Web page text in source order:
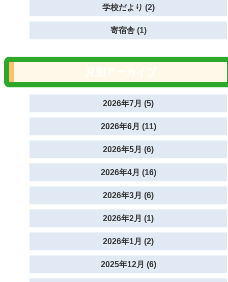
学校だより (2)
寄宿舎 (1)
2026年7月 (5)
2026年6月 (11)
2026年5月 (6)
2026年4月 (16)
2026年3月 (6)
2026年2月 (1)
2026年1月 (2)
2025年12月 (6)